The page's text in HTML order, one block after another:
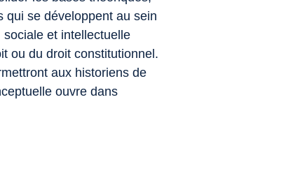
qui se développent au sein
sociale et intellectuelle
ou du droit constitutionnel.
aux historiens de
ouvre dans